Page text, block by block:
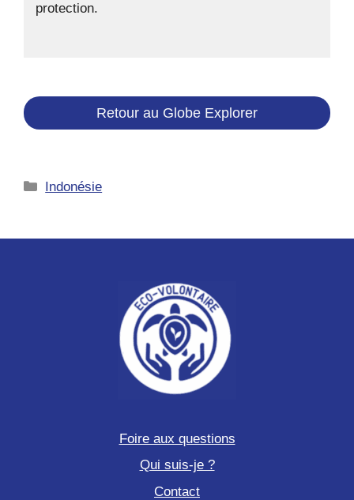
protection.
Retour au Globe Explorer
Catégories
Indonésie
Foire aux questions
Qui suis-je ?
Contact